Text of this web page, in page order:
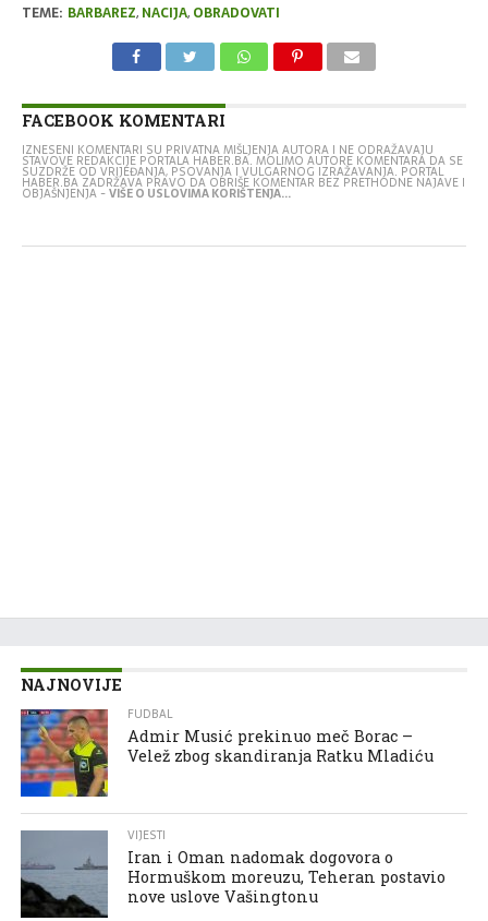
TEME: BARBAREZ, NACIJA, OBRADOVATI
FACEBOOK KOMENTARI
IZNESENI KOMENTARI SU PRIVATNA MIŠLJENJA AUTORA I NE ODRAŽAVAJU
STAVOVE REDAKCIJE PORTALA HABER.BA. MOLIMO AUTORE KOMENTARA DA SE
SUZDRŽE OD VRIJEĐANJA, PSOVANJA I VULGARNOG IZRAŽAVANJA. PORTAL
HABER.BA ZADRŽAVA PRAVO DA OBRIŠE KOMENTAR BEZ PRETHODNE NAJAVE I
OBJAŠNJENJA -VIŠE O USLOVIMA KORIŠTENJA...
NAJNOVIJE
FUDBAL
Admir Musić prekinuo meč Borac –
Velež zbog skandiranja Ratku Mladiću
VIJESTI
Iran i Oman nadomak dogovora o
Hormuškom moreuzu, Teheran postavio
nove uslove Vašingtonu